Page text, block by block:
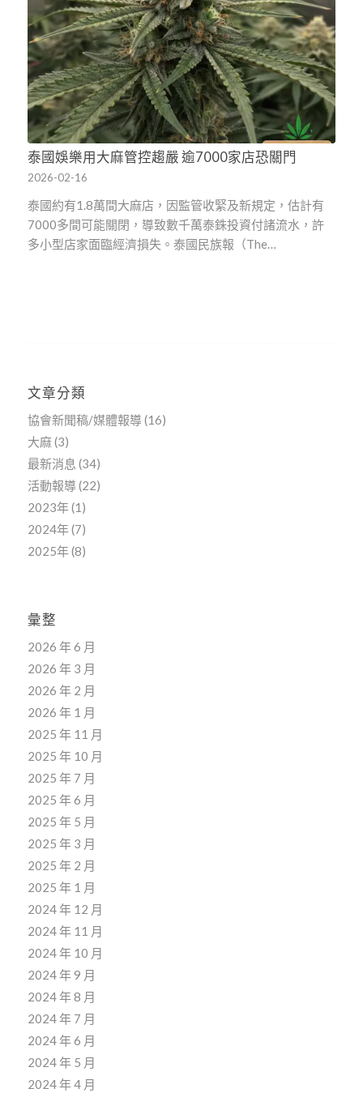
泰國娛樂用大麻管控趨嚴 逾7000家店恐關門
2026-02-16
泰國約有1.8萬間大麻店，因監管收緊及新規定，估計有
7000多間可能關閉，導致數千萬泰銖投資付諸流水，許
多小型店家面臨經濟損失。泰國民族報（The…
文章分類
協會新聞稿/媒體報導 (16)
大麻(3)
最新消息 (34)
活動報導 (22)
2023年(1)
2024年(7)
2025年(8)
彙整
2026 年 6 月
2026 年 3 月
2026 年 2 月
2026 年 1 月
2025 年 11 月
2025 年 10 月
2025 年 7 月
2025 年 6 月
2025 年 5 月
2025 年 3 月
2025 年 2 月
2025 年 1 月
2024 年 12 月
2024 年 11 月
2024 年 10 月
2024 年 9 月
2024 年 8 月
2024 年 7 月
2024 年 6 月
2024 年 5 月
2024 年 4 月